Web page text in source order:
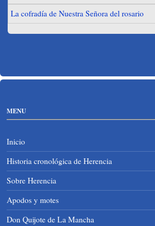
La cofradía de Nuestra Señora del rosario
MENU
Inicio
Historia cronológica de Herencia
Sobre Herencia
Apodos y motes
Don Quijote de La Mancha